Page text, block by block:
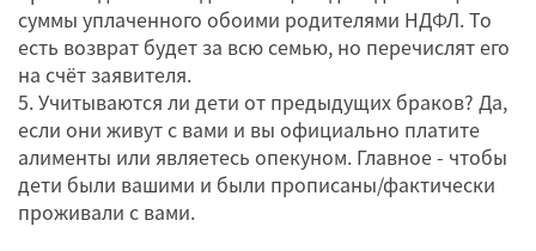
суммы уплаченного обоими родителями НДФЛ. То
есть возврат будет за всю семью, но перечислят его
на счёт заявителя.
5. Учитываются ли дети от предыдущих браков? Да,
если они живут с вами и вы официально платите
алименты или являетесь опекуном. Главное - чтобы
дети были вашими и были прописаны/фактически
проживали с вами.